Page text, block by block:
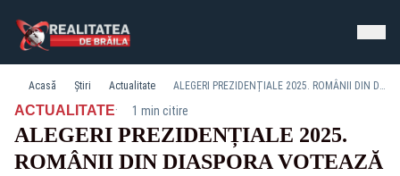
Acasă Știri Actualitate ALEGERI PREZIDENȚIALE 2025. ROMÂNII DIN DIASPORA VOTEAZĂ MASIV. MOBILIZARE TOTALĂ. PREZENȚA LA ORA 15:00
ACTUALITATE· 1 min citire
ALEGERI PREZIDENȚIALE 2025.
ROMÂNII DIN DIASPORA VOTEAZĂ